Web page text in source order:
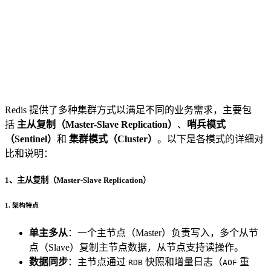
Redis 提供了多种集群方式以满足不同的业务需求，主要包
括 主从复制（Master-Slave Replication） 、 哨兵模式
（Sentinel） 和 集群模式（Cluster） 。以下是各模式的详细对
比和说明：
1、主从复制（Master-Slave Replication）
1. 架构特点
单主多从 ：一个主节点（Master）负责写入，多个从节
点（Slave）复制主节点数据，从节点支持读操作。
数据同步：主节点通过 RDB 快照和增量日志（AOF 重